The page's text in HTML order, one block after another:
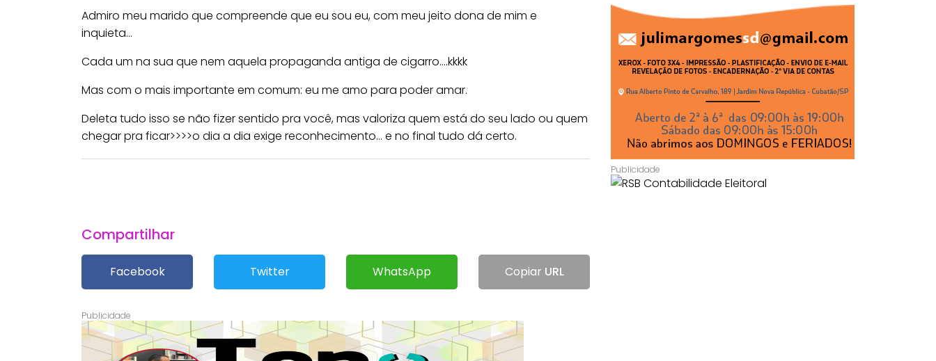
Admiro meu marido que compreende que eu sou eu, com meu jeito dona de mim e
inquieta…
Cada um na sua que nem aquela propaganda antiga de cigarro….kkkk
Mas com o mais importante em comum: eu me amo para poder amar.
Deleta tudo isso se não fizer sentido pra você, mas valoriza quem está do seu lado ou quem
chegar pra ficar>>>>o dia a dia exige reconhecimento… e no final tudo dá certo.
Compartilhar
Facebook Twitter WhatsApp Copiar URL